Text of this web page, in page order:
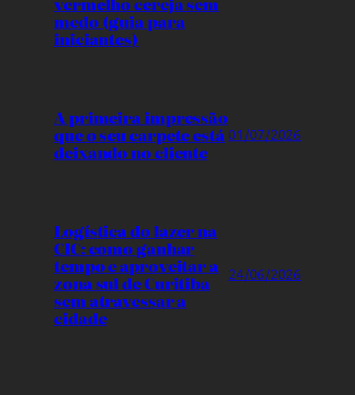
medo (guia para
iniciantes)
A primeira impressão
que o seu carpete está
deixando no cliente
01/07/2026
Logística do lazer na
CIC: como ganhar
tempo e aproveitar a
zona sul de Curitiba
sem atravessar a
cidade
24/06/2026